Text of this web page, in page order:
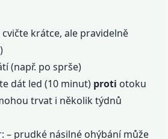
cvičte krátce, ale pravidelně
(např. po sprše)
dát led (10 minut) proti otoku
trvat i několik týdnů
– prudké násilné ohýbání může